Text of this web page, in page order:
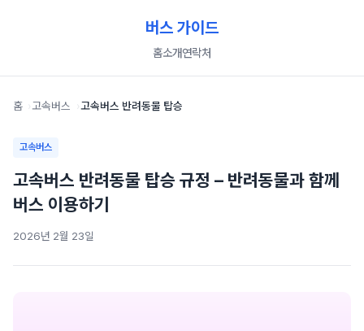
버스 가이드
홈소개연락처
홈 고속버스 고속버스 반려동물 탑승
고속버스
고속버스 반려동물 탑승 규정 – 반려동물과 함께
버스 이용하기
2026년 2월 23일